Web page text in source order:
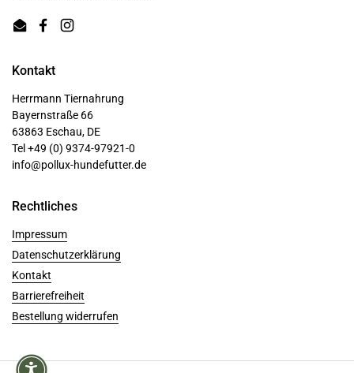
EmailFacebookInstagram
Kontakt
Herrmann Tiernahrung
Bayernstraße 66
63863 Eschau, DE
Tel +49 (0) 9374-97921-0
info@pollux-hundefutter.de
Rechtliches
Impressum
Datenschutzerklärung
Kontakt
Barrierefreiheit
Bestellung widerrufen